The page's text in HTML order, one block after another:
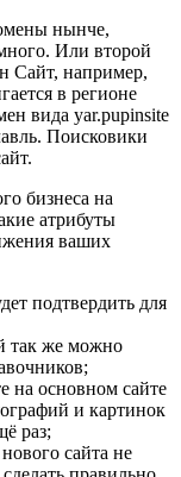
нынче,
Или второй
Сайт, например,
в регионе
вида yar.pupinsite
Поисковики
бизнеса на
атрибуты
ваших
подтвердить для
так же можно
на основном сайте
и картинок
раз;
сайта не